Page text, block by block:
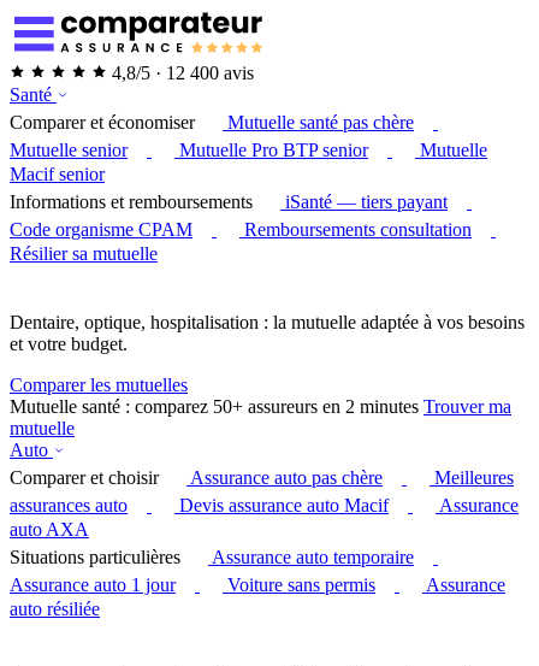
4,8/5 · 12 400 avis
Santé
Comparer et économiser
Mutuelle santé pas chère
Mutuelle senior
Mutuelle Pro BTP senior
Mutuelle
Macif senior
Informations et remboursements
iSanté — tiers payant
Code organisme CPAM
Remboursements consultation
Résilier sa mutuelle
Dentaire, optique, hospitalisation : la mutuelle adaptée à vos besoins
et votre budget.
Comparer les mutuelles
Mutuelle santé : comparez 50+ assureurs en 2 minutes Trouver ma
mutuelle
Auto
Comparer et choisir
Assurance auto pas chère
Meilleures
assurances auto
Devis assurance auto Macif
Assurance
auto AXA
Situations particulières
Assurance auto temporaire
Assurance auto 1 jour
Voiture sans permis
Assurance
auto résiliée